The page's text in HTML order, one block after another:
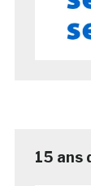
15 ans